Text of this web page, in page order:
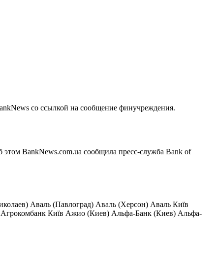
со ссылкой на сообщение финучреждения.
BankNews.com.ua сообщила пресс-служба Bank of
Аваль (Павлоград) Аваль (Херсон) Аваль Київ
Київ Ажио (Киев) Альфа-Банк (Киев) Альфа-